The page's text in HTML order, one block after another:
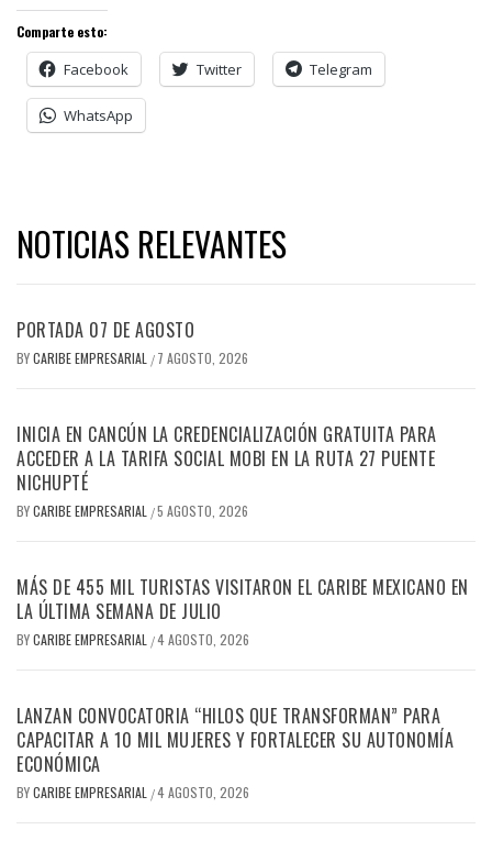
Comparte esto:
Facebook Twitter Telegram
WhatsApp
NOTICIAS RELEVANTES
PORTADA 07 DE AGOSTO
BYCARIBE EMPRESARIAL / 7 AGOSTO, 2026
INICIA EN CANCÚN LA CREDENCIALIZACIÓN GRATUITA PARA
ACCEDER A LA TARIFA SOCIAL MOBI EN LA RUTA 27 PUENTE
NICHUPTÉ
BYCARIBE EMPRESARIAL /5 AGOSTO, 2026
MÁS DE 455 MIL TURISTAS VISITARON EL CARIBE MEXICANO EN
LA ÚLTIMA SEMANA DE JULIO
BYCARIBE EMPRESARIAL /4 AGOSTO, 2026
LANZAN CONVOCATORIA “HILOS QUE TRANSFORMAN” PARA
CAPACITAR A 10 MIL MUJERES Y FORTALECER SU AUTONOMÍA
ECONÓMICA
BYCARIBE EMPRESARIAL /4 AGOSTO, 2026